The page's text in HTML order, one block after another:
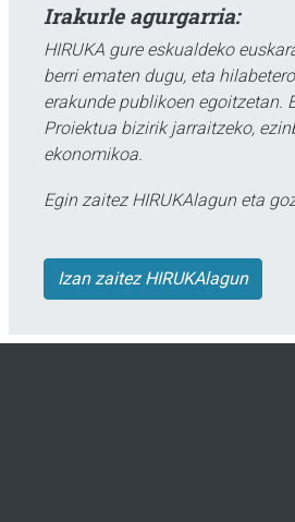
Irakurle agurgarria:
HIRUKA gure eskualdeko
berri ematen dugu, eta
erakunde publikoen egoitzetan.
Proiektua bizirik jarraitzeko,
ekonomikoa.
Egin zaitez HIRUKAlagun eta
Izan zaitez HIRUKAlagun